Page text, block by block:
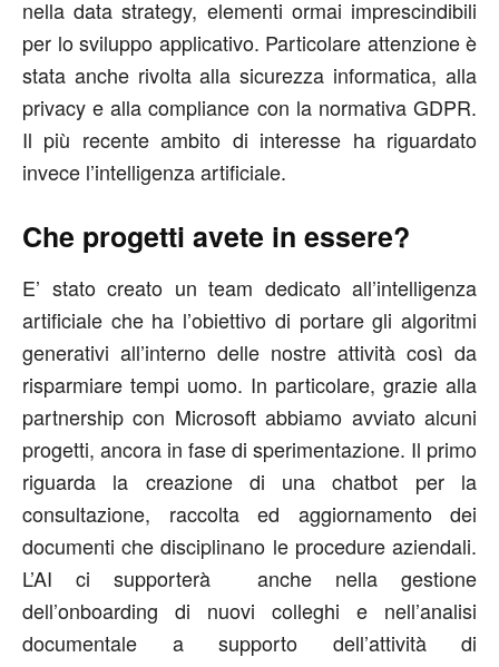
nella data strategy, elementi ormai imprescindibili
per lo sviluppo applicativo. Particolare attenzione è
stata anche rivolta alla sicurezza informatica, alla
privacy e alla compliance con la normativa GDPR.
Il più recente ambito di interesse ha riguardato
invece l’intelligenza artificiale.
Che progetti avete in essere?
E’ stato creato un team dedicato all’intelligenza
artificiale che ha l’obiettivo di portare gli algoritmi
generativi all’interno delle nostre attività così da
risparmiare tempi uomo. In particolare, grazie alla
partnership con Microsoft abbiamo avviato alcuni
progetti, ancora in fase di sperimentazione. Il primo
riguarda la creazione di una chatbot per la
consultazione, raccolta ed aggiornamento dei
documenti che disciplinano le procedure aziendali.
L’AI ci supporterà anche nella gestione
dell’onboarding di nuovi colleghi e nell’analisi
documentale a supporto dell’attività di